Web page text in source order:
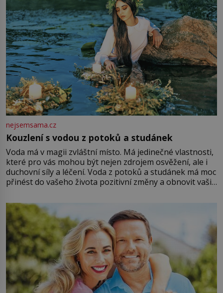
nejsemsama.cz
Kouzlení s vodou z potoků a studánek
Voda má v magii zvláštní místo. Má jedinečné vlastnosti,
které pro vás mohou být nejen zdrojem osvěžení, ale i
duchovní síly a léčení. Voda z potoků a studánek má moc
přinést do vašeho života pozitivní změny a obnovit vaši
můžete obohatit své rituály a přinést do svého života
větší harmonii a klid. Je důležité